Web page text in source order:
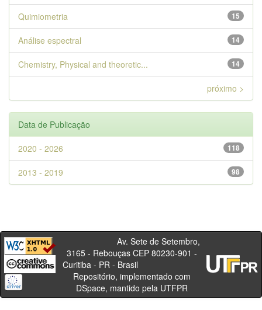
15
Quimiometria
14
Análise espectral
14
Chemistry, Physical and theoretic...
próximo >
Data de Publicação
118
2020 - 2026
98
2013 - 2019
Av. Sete de Setembro,
3165 - Rebouças CEP 80230-901 -
Curitiba - PR - Brasil
Repositório, implementado com
DSpace, mantido pela UTFPR